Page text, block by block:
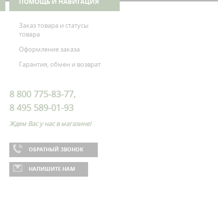
Заказ товара и статусы
товара
Оформление заказа
Гарантия, обмен и возврат
8 800 775-83-77,
8 495 589-01-93
Ждем Вас у нас в магазине!
ОБРАТНЫЙ ЗВОНОК
НАПИШИТЕ НАМ